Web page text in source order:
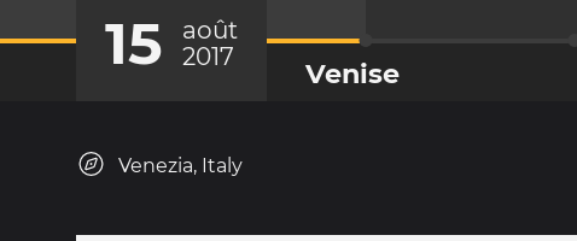
15
août
2017
Venise
Venezia, Italy